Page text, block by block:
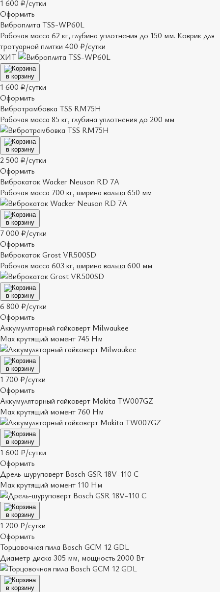
1 600 ₽/сутки
Оформить
Виброплита TSS-WP60L
Рабочая масса 62 кг, глубина уплотнения до 150 мм. Коврик для
тротуарной плитки 400 ₽/сутки
ХИТ
в корзину
1 600 ₽/сутки
Оформить
Вибротрамбовка TSS RM75H
Рабочая масса 85 кг, глубина уплотнения до 200 мм
в корзину
2 500 ₽/сутки
Оформить
Виброкаток Wacker Neuson RD 7A
Рабочая масса 700 кг, ширина вальца 650 мм
в корзину
7 000 ₽/сутки
Оформить
Виброкаток Grost VR500SD
Рабочая масса 603 кг, ширина вальца 600 мм
в корзину
6 800 ₽/сутки
Оформить
Аккумуляторный гайковерт Milwaukee
Max крутящий момент 745 Нм
в корзину
1 700 ₽/сутки
Оформить
Аккумуляторный гайковерт Makita TW007GZ
Max крутящий момент 760 Нм
в корзину
1 600 ₽/сутки
Оформить
Дрель-шуруповерт Bosch GSR 18V-110 C
Max крутящий момент 110 Нм
в корзину
1 200 ₽/сутки
Оформить
Торцовочная пила Bosch GCM 12 GDL
Диаметр диска 305 мм, мощность 2000 Вт
в корзину